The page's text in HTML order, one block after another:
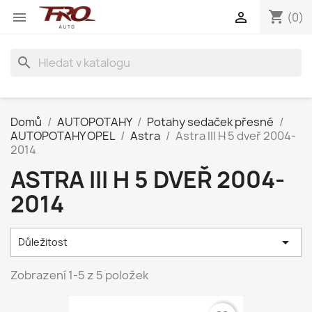
 shopping_cart (0)

search
Domů AUTOPOTAHY
Potahy sedaček přesné
AUTOPOTAHY OPEL
Astra
Astra III H 5 dveř 2004-
2014
ASTRA III H 5 DVEŘ 2004-
2014
Důležitost 
Zobrazení 1-5 z 5 položek